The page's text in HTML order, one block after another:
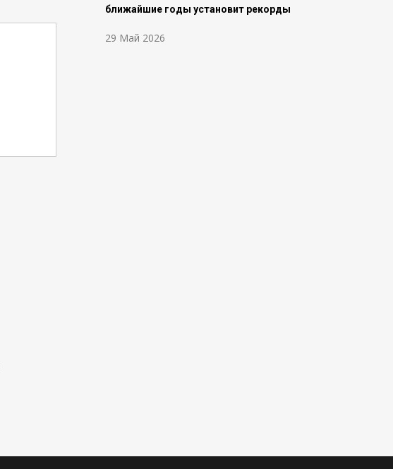
ближайшие годы установит рекорды
29 Май 2026